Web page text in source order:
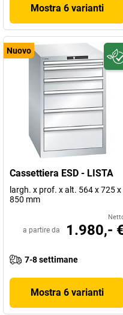
Mostra 6 varianti
Nuovo
Cassettiera ESD - LISTA
largh. x prof. x alt. 564 x 725 x
850 mm
a partire da 1.980,-
7-8 settimane
Mostra 6 varianti